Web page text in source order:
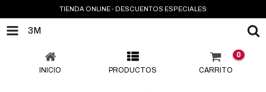
TIENDA ONLINE - DESCUENTOS ESPECIALES
3M
INICIO PRODUCTOS CARRITO
0